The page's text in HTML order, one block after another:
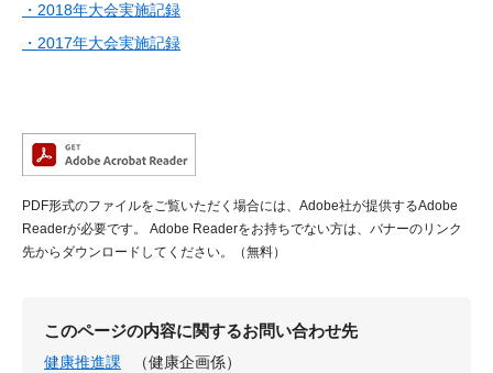
・2018年大会実施記録
・2017年大会実施記録
PDF形式のファイルをご覧いただく場合には、Adobe社が提供するAdobe
Readerが必要です。
Adobe Readerをお持ちでない方は、バナーのリンク
先からダウンロードしてください。（無料）
このページの内容に関するお問い合わせ先
健康推進課
（健康企画係）